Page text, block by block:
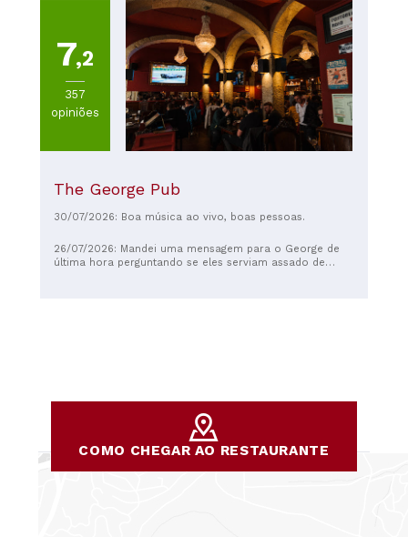
apenas 15€. Eles serviram pão e queijo local sem que
pedíssemos, mediante um custo adicional, mas isso não
me incomodou, pois estavam deliciosos! Também
pedimos a sobremesa de chantilly com canela, que
estava divina! Não tenho nenhuma reclamação sobre
este lugar. A única recomendação é reservar uma mesa,
pois provavelmente você terá que esperar na fila se não
reservar. Aproveite!
7,2
357
opiniões
The George Pub
30/07/2026: Boa música ao vivo, boas pessoas.
26/07/2026: Mandei uma mensagem para o George de
última hora perguntando se eles serviam assado de
COMO CHEGAR AO RESTAURANTE